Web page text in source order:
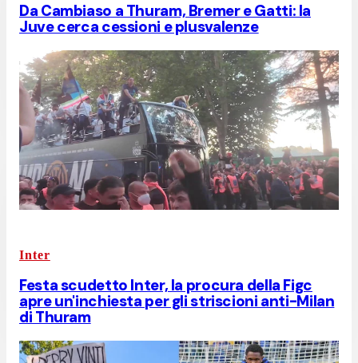
Da Cambiaso a Thuram, Bremer e Gatti: la
Juve cerca cessioni e plusvalenze
Inter
Festa scudetto Inter, la procura della Figc
apre un'inchiesta per gli striscioni anti-Milan
di Thuram